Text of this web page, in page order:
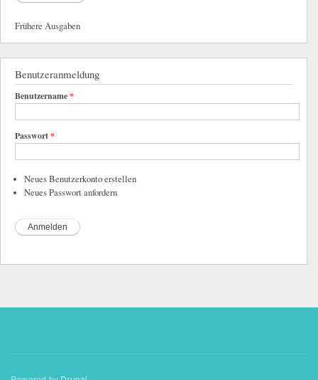
Frühere Ausgaben
Benutzeranmeldung
Benutzername*
Passwort*
Neues Benutzerkonto erstellen
Neues Passwort anfordern